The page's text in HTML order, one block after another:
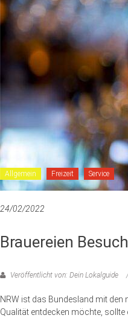
Allgemein Freizeit Service
24/02/2022
Brauereien
Veröffentlicht von: Dein Lokalguide
NRW ist das Bundesland mit den
Qualität entdecken möchte, sollte